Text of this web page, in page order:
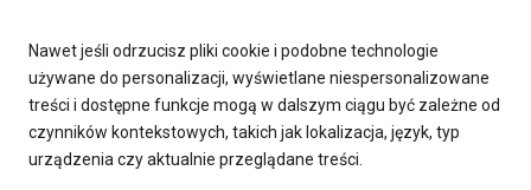
Nawet jeśli odrzucisz pliki cookie i podobne technologie
używane do personalizacji, wyświetlane niespersonalizowane
treści i dostępne funkcje mogą w dalszym ciągu być zależne od
czynników kontekstowych, takich jak lokalizacja, język, typ
urządzenia czy aktualnie przeglądane treści.